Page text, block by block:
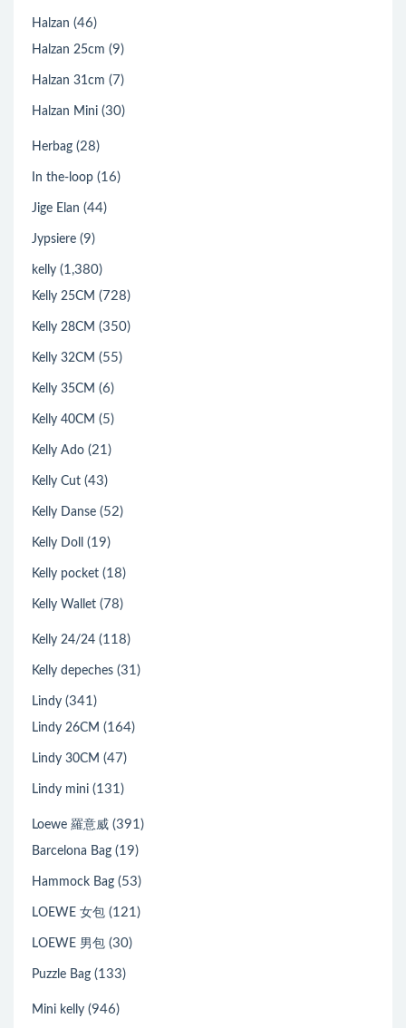
Halzan (46)
Halzan 25cm (9)
Halzan 31cm (7)
Halzan Mini (30)
Herbag (28)
In the-loop (16)
Jige Elan (44)
Jypsiere (9)
kelly (1,380)
Kelly 25CM (728)
Kelly 28CM (350)
Kelly 32CM (55)
Kelly 35CM (6)
Kelly 40CM (5)
Kelly Ado (21)
Kelly Cut (43)
Kelly Danse (52)
Kelly Doll (19)
Kelly pocket (18)
Kelly Wallet (78)
Kelly 24/24 (118)
Kelly depeches (31)
Lindy (341)
Lindy 26CM (164)
Lindy 30CM (47)
Lindy mini (131)
Loewe 羅意威 (391)
Barcelona Bag (19)
Hammock Bag (53)
LOEWE 女包 (121)
LOEWE 男包 (30)
Puzzle Bag (133)
Mini kelly (946)